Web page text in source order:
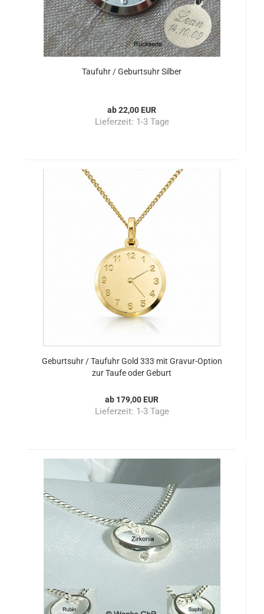
Taufuhr / Geburtsuhr Silber
ab 22,00 EUR
Lieferzeit: 1-3 Tage
Geburtsuhr / Taufuhr Gold 333 mit Gravur-Option
zur Taufe oder Geburt
ab 179,00 EUR
Lieferzeit: 1-3 Tage